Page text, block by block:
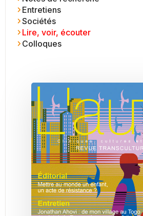
Entretiens
Sociétés
Lire, voir, écouter
Colloques